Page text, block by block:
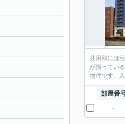
共用部には
が揃ってい
物件です。
部屋番
-